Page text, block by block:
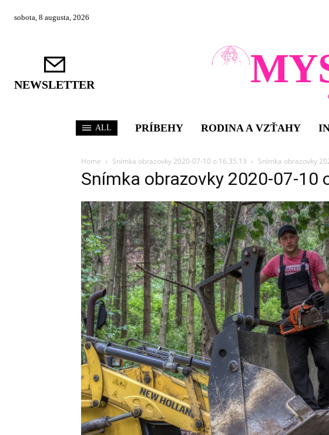
sobota, 8 augusta, 2026
NEWSLETTER
ALL PRÍBEHY RODINA A VZŤAHY
Home Snímka obrazovky 2020-07-10 o 16.35.13 Snímka obrazovky
Snímka obrazovky 2020-07-10